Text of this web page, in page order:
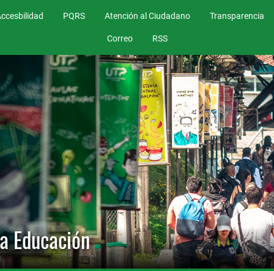
PQRS Atención al Ciudadano Transparencia
Correo RSS
Educación